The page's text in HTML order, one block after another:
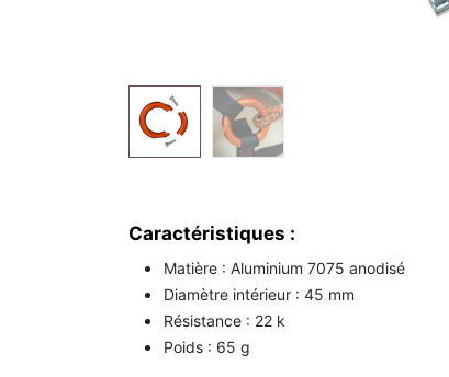
Caractéristiques :
Matière : Aluminium 7075 anodisé
Diamètre intérieur : 45 mm
Résistance : 22 k
Poids : 65 g